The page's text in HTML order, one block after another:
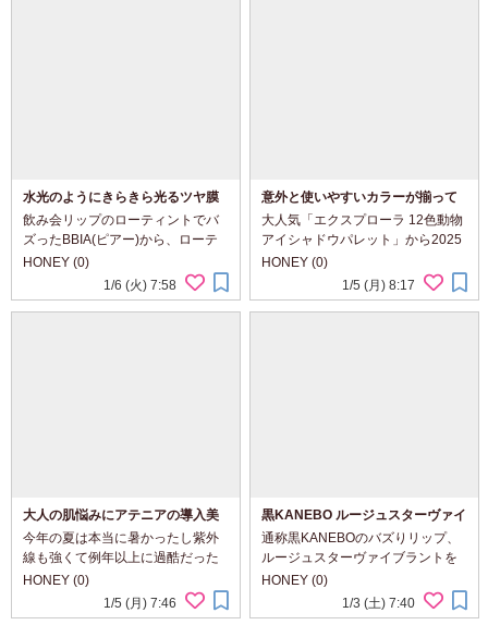
水光のようにきらきら光るツヤ膜
で唇をラッピングするBBIAのグロ
ウティント
飲み会リップのローティントでバ
ズったBBIA(ピアー)から、ローテ
ィントよりさらにシアーな「グロ
ウティント」をご紹介。 水光のよ
うにきらきら光るツヤ膜で、ラッ
HONEY (0)
1/6 (火) 7:58
意外と使いやすいカラーが揃って
いる、パーフェクトダイアリーの
動物アイシャドウパレット 虎＆猫
大人気「エクスプローラ 12色動物
アイシャドウパレット」から2025
年6月に発売されたのは虎＆猫！
パケもアイシャドウのカラーもめ
ちゃめちゃかっこよくて、見た瞬
HONEY (0)
1/5 (月) 8:17
大人の肌悩みにアテニアの導入美
容液 プライマーショット
今年の夏は本当に暑かったし紫外
線も強くて例年以上に過酷だった
気がしますが、 私は秋の花粉症が
始まったときはちょっとゆらいだ
けど、それ以外は実は好調で💗 ア
HONEY (0)
1/5 (月) 7:46
黒KANEBO ルージュスターヴァイ
ブラント V02なら上品と色気の両
立が叶う
通称黒KANEBOのバズりリップ、
ルージュスターヴァイブラントを
ご紹介。 生命感を吹き込むかのよ
うな鮮やかな血色感が持続するよ
うな設計が施されているため、パ
HONEY (0)
1/3 (土) 7:40